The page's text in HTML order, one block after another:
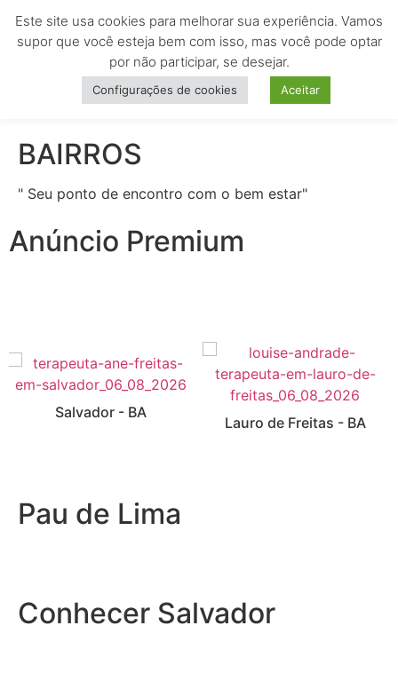
MENU
BAIRROS
" Seu ponto de encontro com o bem estar"
Anúncio Premium
Salvador - BA
Lauro de Freitas - BA
Pau de Lima
Conhecer Salvador
Este site usa cookies para melhorar sua experiência. Vamos
supor que você esteja bem com isso, mas você pode optar
por não participar, se desejar.
Configurações de cookies Aceitar